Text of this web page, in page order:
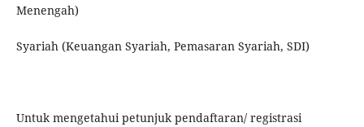
Menengah)
Syariah (Keuangan Syariah, Pemasaran Syariah, SDI)
Untuk mengetahui petunjuk pendaftaran/ registrasi